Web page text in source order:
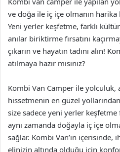
ve doğa ile iç içe olmanın
Yeni yerler keşfetme, farklı
anılar biriktirme fırsatını
çıkarın ve hayatın tadını alın!
atılmaya hazır mısınız?
Kombi Van Camper ile yolculuk,
hissetmenin en güzel
size sadece yeni yerler keşfetme
aynı zamanda doğayla iç içe
sağlar. Kombi Van’ın
elinizin altında olduğu için